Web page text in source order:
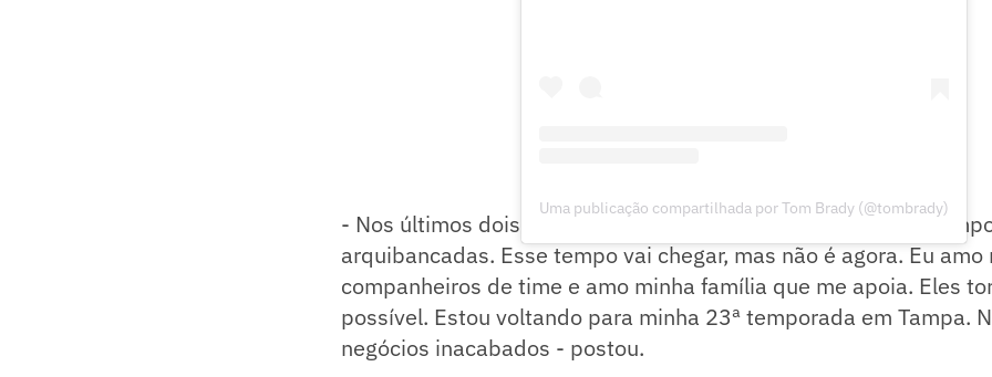
Uma publicação compartilhada por Tom Brady (@tombrady)
- Nos últimos dois meses concluí que meu lugar ainda é no
arquibancadas. Esse tempo vai chegar, mas não é agora. Eu amo
companheiros de time e amo minha família que me apoia. Eles
possível. Estou voltando para minha 23ª temporada em Tampa.
negócios inacabados - postou.